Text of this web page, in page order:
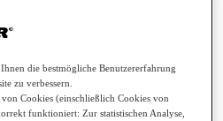
die bestmögliche Benutzererfahrung
zu verbessern.
Cookies (einschließlich Cookies von
funktioniert: Zur statistischen Analyse,